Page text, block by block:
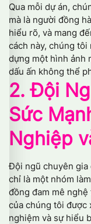
Qua mỗi dự án,
mà là người đồng
hiểu rõ, và mang
cách này, chúng
dựng một hình ảnh
dấu ấn không thể
2. Đội
Sức
Nghiệp
Đội ngũ chuyên gia
chỉ là một nhóm
đồng đam mê
của chúng tôi được
nghiệm và sự hiểu